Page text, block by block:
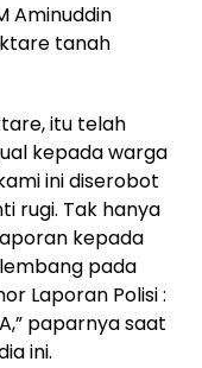
Aminuddin
tanah
itu telah
kepada warga
ini diserobot
rugi. Tak hanya
kepada
pada
Laporan Polisi :
paparnya saat
ini.